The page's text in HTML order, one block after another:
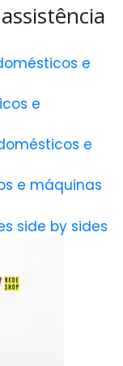
e
e
e
e máquinas
side by sides